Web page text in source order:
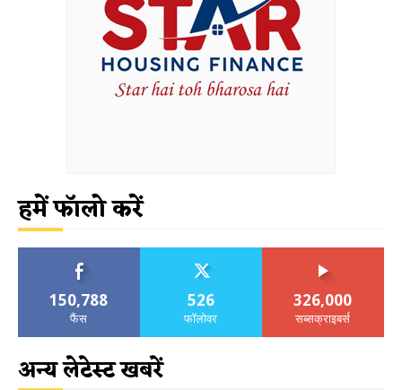
हमें फॉलो करें
150,788
फैंस
526
फॉलोवर
326,000
सब्सक्राइबर्स
अन्य लेटेस्ट खबरें